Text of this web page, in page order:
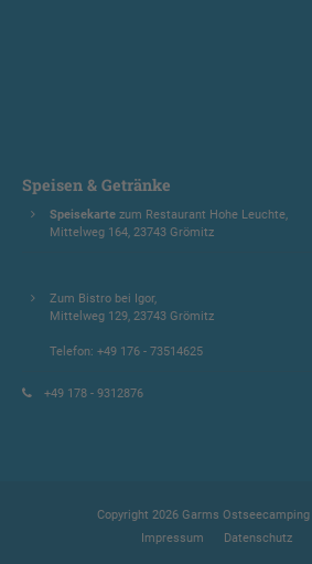
Speisen & Getränke
Speisekarte zum Restaurant Hohe Leuchte,
Mittelweg 164, 23743 Grömitz
Zum Bistro bei Igor,
Mittelweg 129, 23743 Grömitz
Telefon: +49 176 - 73514625
+49 178 - 9312876
Copyright 2026 Garms Ostseecamping
Impressum
Datenschutz